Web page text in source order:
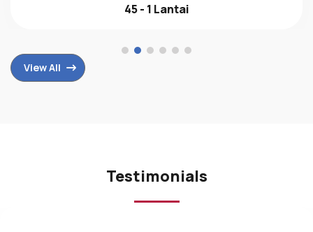
45 - 1 Lantai
View All
Testimonials